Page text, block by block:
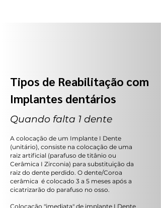
Tipos de Reabilitação com
Implantes dentários
Quando falta 1 dente
A colocação de um Implante I Dente
(unitário), consiste na colocação de uma
raiz artificial (parafuso de titânio ou
Cerâmica I Zirconia) para substituição da
raiz do dente perdido. O dente/Coroa
cerâmica é colocado 3 a 5 meses após a
cicatrizarão do parafuso no osso.
Colocação "imediata" de implante I Dente